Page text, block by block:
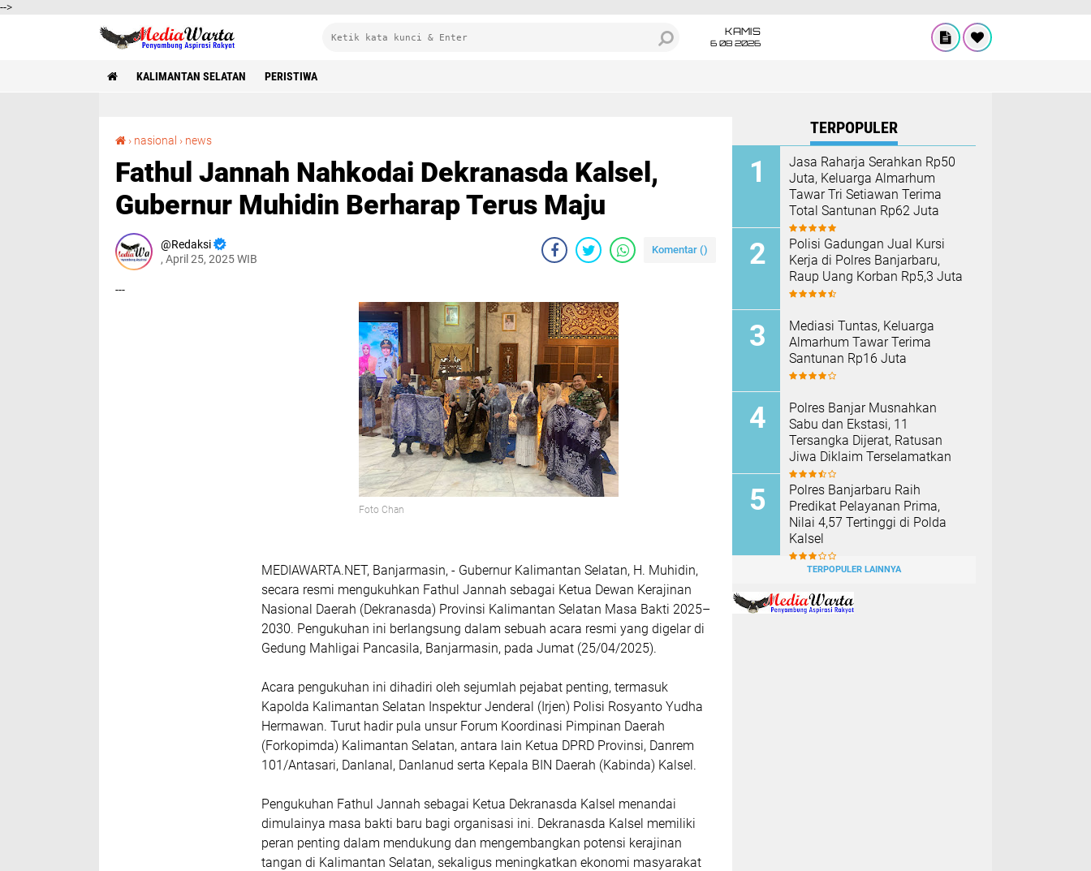
-->
KAMIS
6 08 2026
KALIMANTAN SELATAN PERISTIWA
› nasional › news
Fathul Jannah Nahkodai Dekranasda Kalsel,
Gubernur Muhidin Berharap Terus Maju
Redaksi
, April 25, 2025 WIB
Komentar ()
---
Foto Chan
MEDIAWARTA.NET, Banjarmasin, - Gubernur Kalimantan Selatan, H. Muhidin,
secara resmi mengukuhkan Fathul Jannah sebagai Ketua Dewan Kerajinan
Nasional Daerah (Dekranasda) Provinsi Kalimantan Selatan Masa Bakti 2025–
2030. Pengukuhan ini berlangsung dalam sebuah acara resmi yang digelar di
Gedung Mahligai Pancasila, Banjarmasin, pada Jumat (25/04/2025).
Acara pengukuhan ini dihadiri oleh sejumlah pejabat penting, termasuk
Kapolda Kalimantan Selatan Inspektur Jenderal (Irjen) Polisi Rosyanto Yudha
Hermawan. Turut hadir pula unsur Forum Koordinasi Pimpinan Daerah
(Forkopimda) Kalimantan Selatan, antara lain Ketua DPRD Provinsi, Danrem
101/Antasari, Danlanal, Danlanud serta Kepala BIN Daerah (Kabinda) Kalsel.
Pengukuhan Fathul Jannah sebagai Ketua Dekranasda Kalsel menandai
dimulainya masa bakti baru bagi organisasi ini. Dekranasda Kalsel memiliki
peran penting dalam mendukung dan mengembangkan potensi kerajinan
tangan di Kalimantan Selatan, sekaligus meningkatkan ekonomi masyarakat
TERPOPULER
Jasa Raharja Serahkan Rp50
Juta, Keluarga Almarhum
Tawar Tri Setiawan Terima
Total Santunan Rp62 Juta
Polisi Gadungan Jual Kursi
Kerja di Polres Banjarbaru,
Raup Uang Korban Rp5,3 Juta
Mediasi Tuntas, Keluarga
Almarhum Tawar Terima
Santunan Rp16 Juta
Polres Banjar Musnahkan
Sabu dan Ekstasi, 11
Tersangka Dijerat, Ratusan
Jiwa Diklaim Terselamatkan
Polres Banjarbaru Raih
Predikat Pelayanan Prima,
Nilai 4,57 Tertinggi di Polda
Kalsel
TERPOPULER LAINNYA